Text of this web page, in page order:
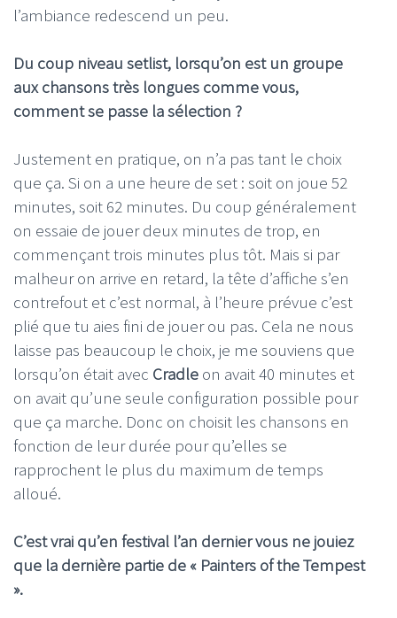
l’ambiance redescend un peu.
Du coup niveau setlist, lorsqu’on est un groupe
aux chansons très longues comme vous,
comment se passe la sélection ?
Justement en pratique, on n’a pas tant le choix
que ça. Si on a une heure de set : soit on joue 52
minutes, soit 62 minutes. Du coup généralement
on essaie de jouer deux minutes de trop, en
commençant trois minutes plus tôt. Mais si par
malheur on arrive en retard, la tête d’affiche s’en
contrefout et c’est normal, à l’heure prévue c’est
plié que tu aies fini de jouer ou pas. Cela ne nous
laisse pas beaucoup le choix, je me souviens que
lorsqu’on était avec Cradle on avait 40 minutes et
on avait qu’une seule configuration possible pour
que ça marche. Donc on choisit les chansons en
fonction de leur durée pour qu’elles se
rapprochent le plus du maximum de temps
alloué.
C’est vrai qu’en festival l’an dernier vous ne jouiez
que la dernière partie de « Painters of the Tempest
».